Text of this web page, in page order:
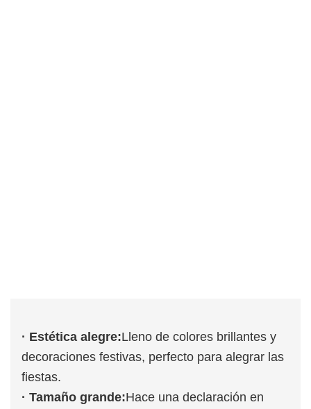
· Estética alegre:Lleno de colores brillantes y
decoraciones festivas, perfecto para alegrar las
fiestas.
· Tamaño grande:Hace una declaración en